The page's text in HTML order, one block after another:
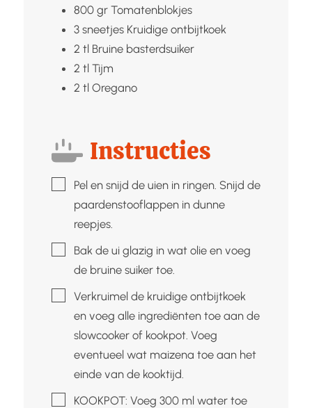
800 gr Tomatenblokjes
3 sneetjes Kruidige ontbijtkoek
2 tl Bruine basterdsuiker
2 tl Tijm
2 tl Oregano
Instructies
▢Pel en snijd de uien in ringen. Snijd de
paardenstooflappen in dunne
reepjes.
▢Bak de ui glazig in wat olie en voeg
de bruine suiker toe.
▢Verkruimel de kruidige ontbijtkoek
en voeg alle ingrediënten toe aan de
slowcooker of kookpot. Voeg
eventueel wat maizena toe aan het
einde van de kooktijd.
▢KOOKPOT: Voeg 300 ml water toe